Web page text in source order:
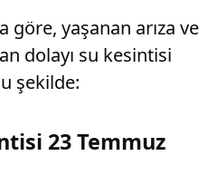
göre, yaşanan arıza ve
dolayı su kesintisi
şekilde:
23 Temmuz